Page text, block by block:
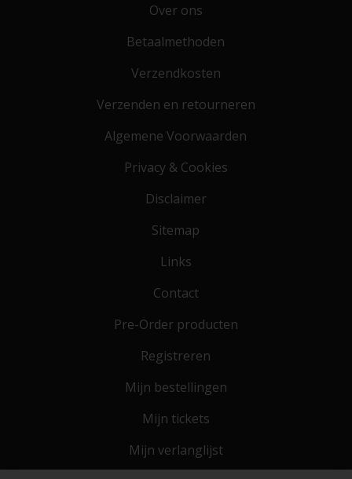
Over ons
Betaalmethoden
Verzendkosten
Verzenden en retourneren
Algemene Voorwaarden
Privacy & Cookies
Disclaimer
Sitemap
Links
Contact
Pre-Order producten
Registreren
Mijn bestellingen
Mijn tickets
Mijn verlanglijst